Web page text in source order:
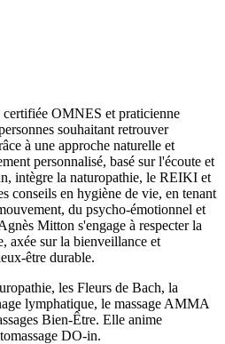
OMNES et praticienne
souhaitant retrouver
à une approche naturelle et
personnalisé, basé sur l'écoute et
intègre la naturopathie, le REIKI et
conseils en hygiène de vie, en tenant
du psycho-émotionnel et
Mitton s'engage à respecter la
axée sur la bienveillance et
être durable.
les Fleurs de Bach, la
lymphatique, le massage AMMA
Bien-Être. Elle anime
DO-in.